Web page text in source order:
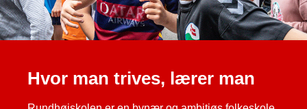
Hvor man trives, lærer man